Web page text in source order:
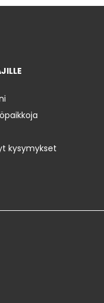
kysymykset